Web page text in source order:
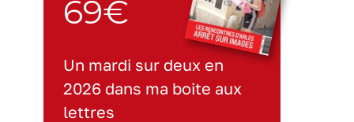
69€
Un mardi sur deux en
2026 dans ma boite aux
lettres